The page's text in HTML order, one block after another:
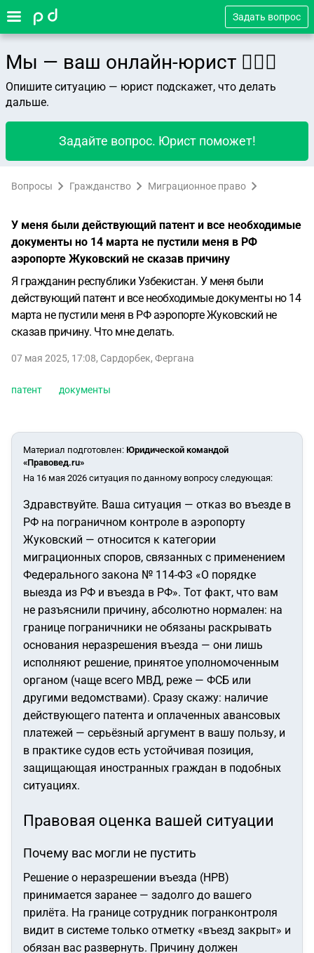
Задать вопрос
Мы — ваш онлайн-юрист 👨🏻‍⚖️
Опишите ситуацию — юрист подскажет, что делать
дальше.
Задайте вопрос. Юрист поможет!
Вопросы Гражданство Миграционное право
У меня были действующий патент и все необходимые
документы но 14 марта не пустили меня в РФ
аэропорте Жуковский не сказав причину
Я гражданин республики Узбекистан. У меня были
действующий патент и все необходимые документы но 14
марта не пустили меня в РФ аэропорте Жуковский не
сказав причину. Что мне делать.
07 мая 2025, 17:08, Сардорбек, Фергана
патент документы
Материал подготовлен: Юридической командой
«Правовед.ru»
На 16 мая 2026 ситуация по данному вопросу следующая:
Здравствуйте. Ваша ситуация — отказ во въезде в
РФ на пограничном контроле в аэропорту
Жуковский — относится к категории
миграционных споров, связанных с применением
Федерального закона № 114-ФЗ «О порядке
выезда из РФ и въезда в РФ». Тот факт, что вам
не разъяснили причину, абсолютно нормален: на
границе пограничники не обязаны раскрывать
основания неразрешения въезда — они лишь
исполняют решение, принятое уполномоченным
органом (чаще всего МВД, реже — ФСБ или
другими ведомствами). Сразу скажу: наличие
действующего патента и оплаченных авансовых
платежей — серьёзный аргумент в вашу пользу, и
в практике судов есть устойчивая позиция,
защищающая иностранных граждан в подобных
ситуациях.
Правовая оценка вашей ситуации
Почему вас могли не пустить
Решение о неразрешении въезда (НРВ)
принимается заранее — задолго до вашего
прилёта. На границе сотрудник погранконтроля
видит в системе только отметку «въезд закрыт» и
обязан вас развернуть. Причину должен